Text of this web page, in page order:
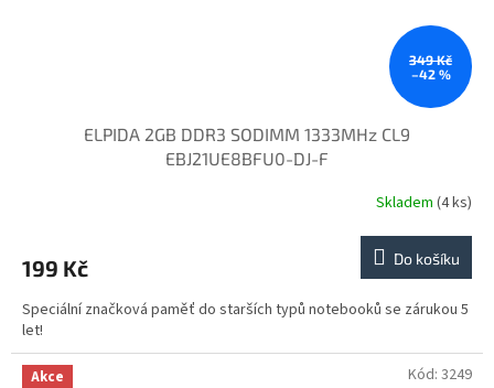
349 Kč
–42 %
ELPIDA 2GB DDR3 SODIMM 1333MHz CL9
EBJ21UE8BFU0-DJ-F
Skladem (4 ks)
199 Kč Do košíku
Speciální značková paměť do starších typů notebooků se zárukou 5
let!
Akce
Kód: 3249